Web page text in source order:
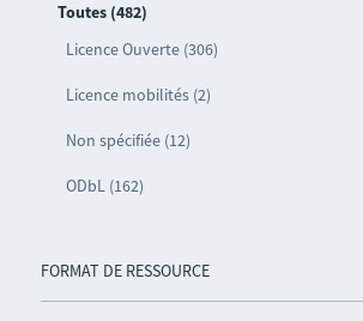
Toutes (482)
Licence Ouverte (306)
Licence mobilités (2)
Non spécifiée (12)
ODbL (162)
FORMAT DE RESSOURCE